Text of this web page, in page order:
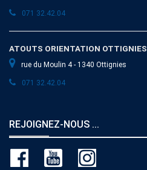
071 32.42.04
ATOUTS ORIENTATION OTTIGNIES
rue du Moulin 4 - 1340 Ottignies
071 32.42.04
REJOIGNEZ-NOUS ...